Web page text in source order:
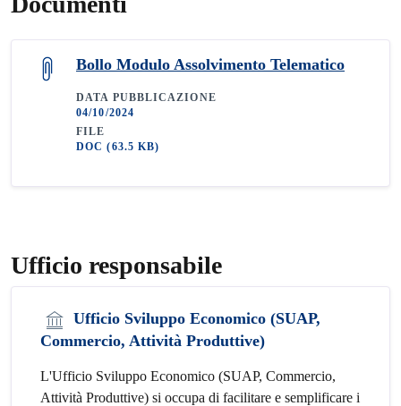
Bollo Modulo Assolvimento Telematico
DATA PUBBLICAZIONE
04/10/2024
FILE
DOC(63.5 KB)
Ufficio responsabile
Ufficio Sviluppo Economico (SUAP,
Commercio, Attività Produttive)
L'Ufficio Sviluppo Economico (SUAP, Commercio,
Attività Produttive) si occupa di facilitare e semplificare i